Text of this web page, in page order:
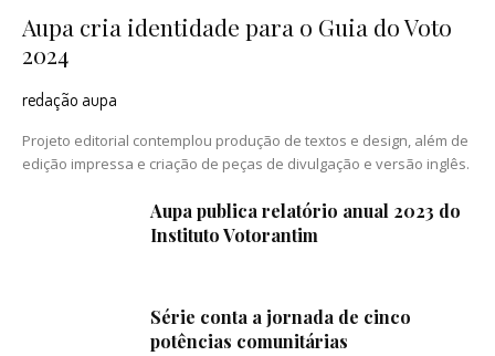
Aupa cria identidade para o Guia do Voto
2024
redação aupa
Projeto editorial contemplou produção de textos e design, além de
edição impressa e criação de peças de divulgação e versão inglês.
Aupa publica relatório anual 2023 do
Instituto Votorantim
Série conta a jornada de cinco
potências comunitárias